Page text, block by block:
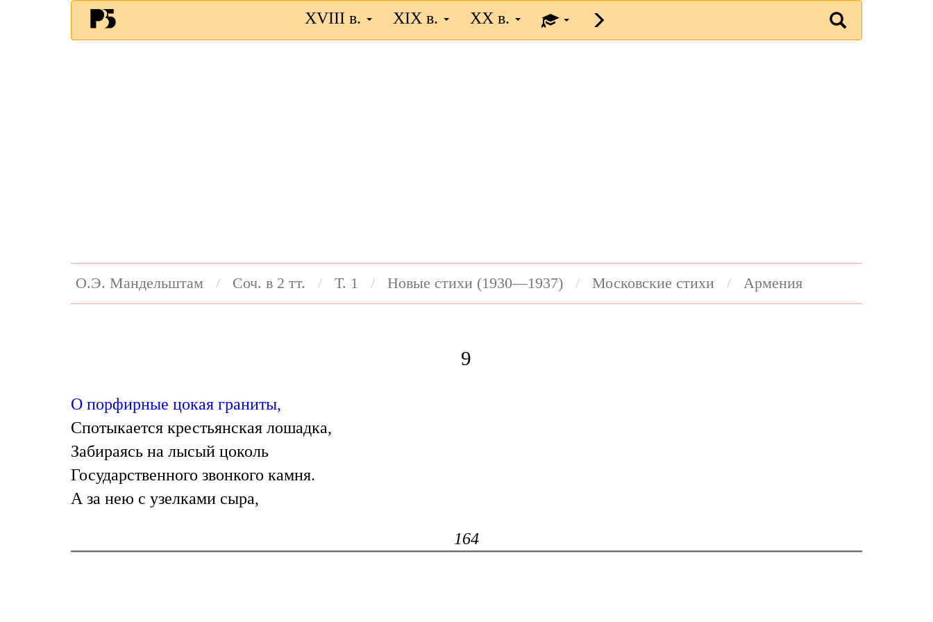
XVIII в. XIX в. XX в.
О.Э. Мандельштам Соч. в 2 тт. Т. 1 Новые стихи (1930—1937) Московские стихи Армения
9
О порфирные цокая граниты,
Спотыкается крестьянская лошадка,
Забираясь на лысый цоколь
Государственного звонкого камня.
А за нею с узелками сыра,
164